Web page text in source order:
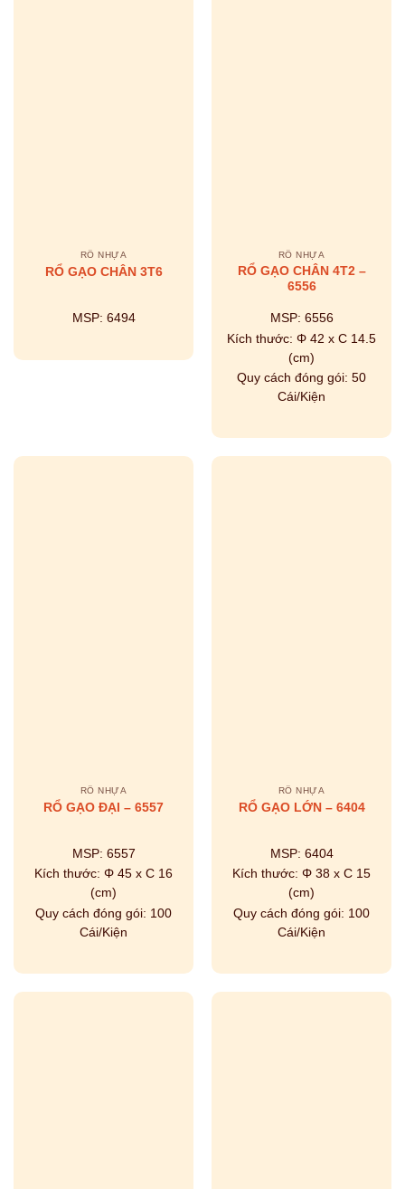
RỔ NHỰA
RỔ GẠO CHÂN 3T6
MSP: 6494
RỔ NHỰA
RỔ GẠO CHÂN 4T2 –
6556
MSP: 6556
Kích thước: Φ 42 x C 14.5
(cm)
Quy cách đóng gói: 50
Cái/Kiện
RỔ NHỰA
RỔ GẠO ĐẠI – 6557
MSP: 6557
Kích thước: Φ 45 x C 16
(cm)
Quy cách đóng gói: 100
Cái/Kiện
RỔ NHỰA
RỔ GẠO LỚN – 6404
MSP: 6404
Kích thước: Φ 38 x C 15
(cm)
Quy cách đóng gói: 100
Cái/Kiện